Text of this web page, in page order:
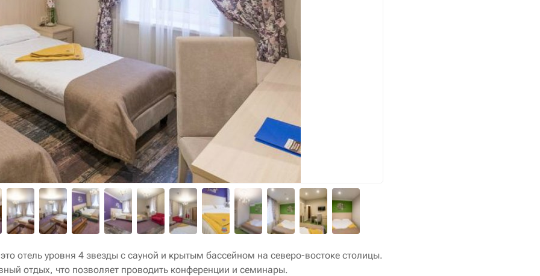
отель уровня 4 звезды с сауной и крытым бассейном на северо-востоке столицы.
отдых, что позволяет проводить конференции и семинары.